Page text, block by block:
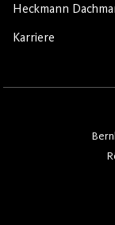
Heckmann
Karriere